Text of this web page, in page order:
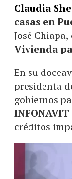
Claudia
casas en
José
Vivienda
En su
presidenta
gobiernos
INFONAVIT
créditos